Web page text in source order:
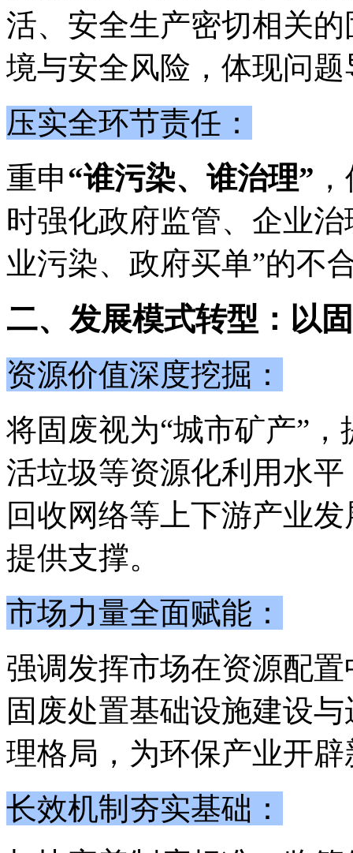
活、安全生产密切相关
境与安全风险，体现问
压实全环节责任：
重申“谁污染、谁治理”
时强化政府监管、企业
业污染、政府买单”的不
二、发展模式转型：以
资源价值深度挖掘：
将固废视为“城市矿产”，
活垃圾等资源化利用水
回收网络等上下游产业
提供支撑。
市场力量全面赋能：
强调发挥市场在资源配
固废处置基础设施建设
理格局，为环保产业开
长效机制夯实基础：